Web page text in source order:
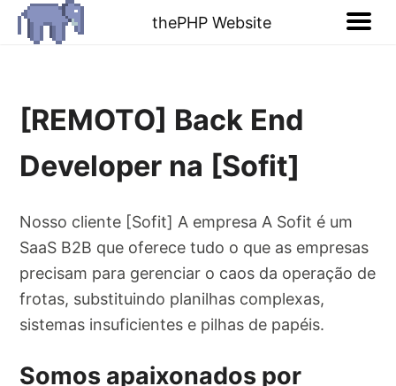
thePHP Website
[REMOTO] Back End
Developer na [Sofit]
Nosso cliente [Sofit] A empresa A Sofit é um
SaaS B2B que oferece tudo o que as empresas
precisam para gerenciar o caos da operação de
frotas, substituindo planilhas complexas,
sistemas insuficientes e pilhas de papéis.
Somos apaixonados por